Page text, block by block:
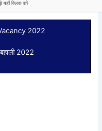
यहाँ क्लिक करे
2022
बहाली 2022